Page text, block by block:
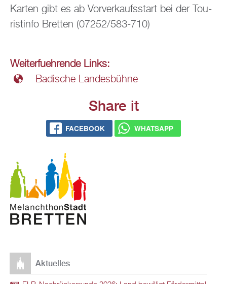
Kar­ten gibt es ab Vor­ver­kaufs­start bei der Tou­
rist­in­fo Brett­en (07252/583-710)
Wei­ter­fueh­ren­de Links:
Ba­di­sche Lan­des­büh­ne
Share it
FACE­BOOK WHATS­APP
Ak­tu­el­les